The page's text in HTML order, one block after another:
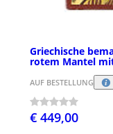
Griechische
rotem Mantel
AUF BESTELLUNG
€ 449,00